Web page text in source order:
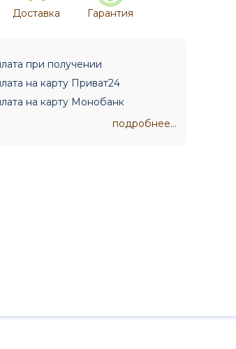
Доставка Гарантия
при получении
на карту Приват24
на карту Монобанк
подробнее...